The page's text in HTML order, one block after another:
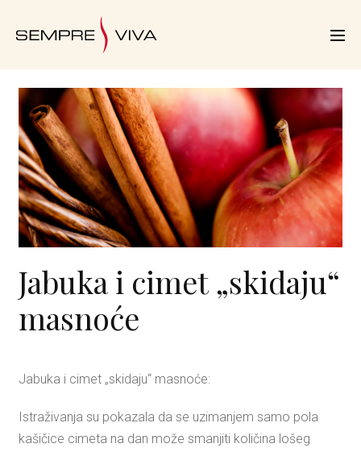
Jabuka i cimet „skidaju“
masnoće
Jabuka i cimet „skidaju“ masnoće:
Istraživanja su pokazala da se uzimanjem samo pola
kašičice cimeta na dan može smanjiti količina lošeg